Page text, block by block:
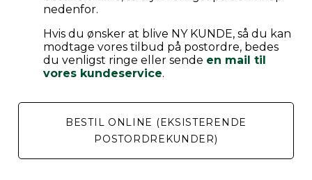
nedenfor.
Hvis du ønsker at blive NY KUNDE, så du kan
modtage vores tilbud på postordre, bedes
du venligst ringe eller sende en mail til
vores kundeservice.
BESTIL ONLINE (EKSISTERENDE
POSTORDREKUNDER)